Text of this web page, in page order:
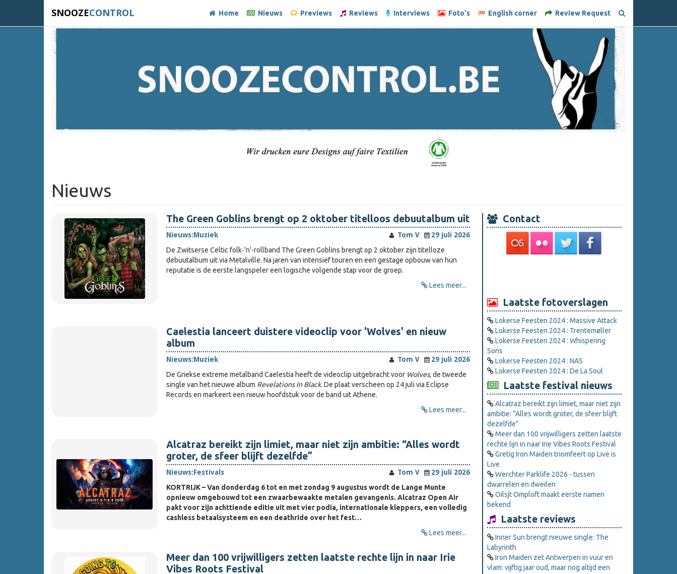
SNOOZECONTROL Home Nieuws Previews Reviews Interviews Foto's English corner Review Request
Nieuws
The Green Goblins brengt op 2 oktober titelloos debuutalbum uit
Nieuws:Muziek Tom V
29 juli 2026
De Zwitserse Celtic folk-'n'-rollband The Green Goblins brengt op 2 oktober zijn titelloze
debuutalbum uit via Metalville. Na jaren van intensief touren en een gestage opbouw van hun
reputatie is de eerste langspeler een logische volgende stap voor de groep.
Lees meer...
Caelestia lanceert duistere videoclip voor 'Wolves' en nieuw
album
Nieuws:Muziek Tom V
29 juli 2026
De Griekse extreme metalband Caelestia heeft de videoclip uitgebracht voor Wolves, de tweede
single van het nieuwe album Revelations In Black. De plaat verscheen op 24 juli via Eclipse
Records en markeert een nieuw hoofdstuk voor de band uit Athene.
Lees meer...
Alcatraz bereikt zijn limiet, maar niet zijn ambitie: “Alles wordt
groter, de sfeer blijft dezelfde”
Nieuws:Festivals Tom V
29 juli 2026
KORTRIJK – Van donderdag 6 tot en met zondag 9 augustus wordt de Lange Munte
opnieuw omgebouwd tot een zwaarbewaakte metalen gevangenis. Alcatraz Open Air
pakt voor zijn achttiende editie uit met vier podia, internationale kleppers, een volledig
cashless betaalsysteem en een deathride over het fest…
Lees meer...
Meer dan 100 vrijwilligers zetten laatste rechte lijn in naar Irie
Vibes Roots Festival
Contact
Laatste fotoverslagen
Lokerse Feesten 2024 : Massive Attack
Lokerse Feesten 2024 : Trentemøller
Lokerse Feesten 2024 : Whispering
Sons
Lokerse Feesten 2024 : NAS
Lokerse Feesten 2024 : De La Soul
Laatste festival nieuws
Alcatraz bereikt zijn limiet, maar niet zijn
ambitie: “Alles wordt groter, de sfeer blijft
dezelfde”
Meer dan 100 vrijwilligers zetten laatste
rechte lijn in naar Irie Vibes Roots Festival
Gretig Iron Maiden triomfeert op Live is
Live
Werchter Parklife 2026 - tussen
dwarrelen en dweilen
Oilsjt Omploft maakt eerste namen
bekend
Laatste reviews
Inner Sun brengt nieuwe single: The
Labyrinth
Iron Maiden zet Antwerpen in vuur en
vlam: vijftig jaar oud, maar nog altijd een